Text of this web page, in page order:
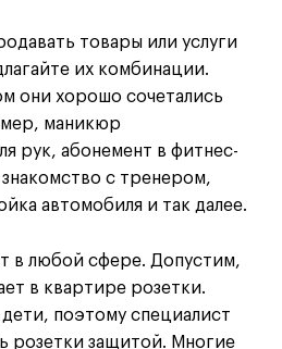
товары или услуги
их комбинации.
они хорошо сочетались
маникюр
рук, абонемент в фитнес-
с тренером,
автомобиля и так далее.
в любой сфере. Допустим,
в квартире розетки.
дети, поэтому специалист
розетки защитой. Многие